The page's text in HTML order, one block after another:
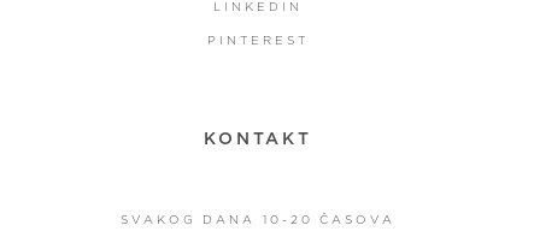
LINKEDIN
PINTEREST
KONTAKT
SVAKOG DANA 10-20 ČASOVA